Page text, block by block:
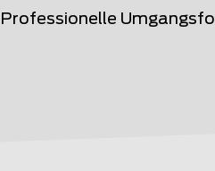
Professionelle